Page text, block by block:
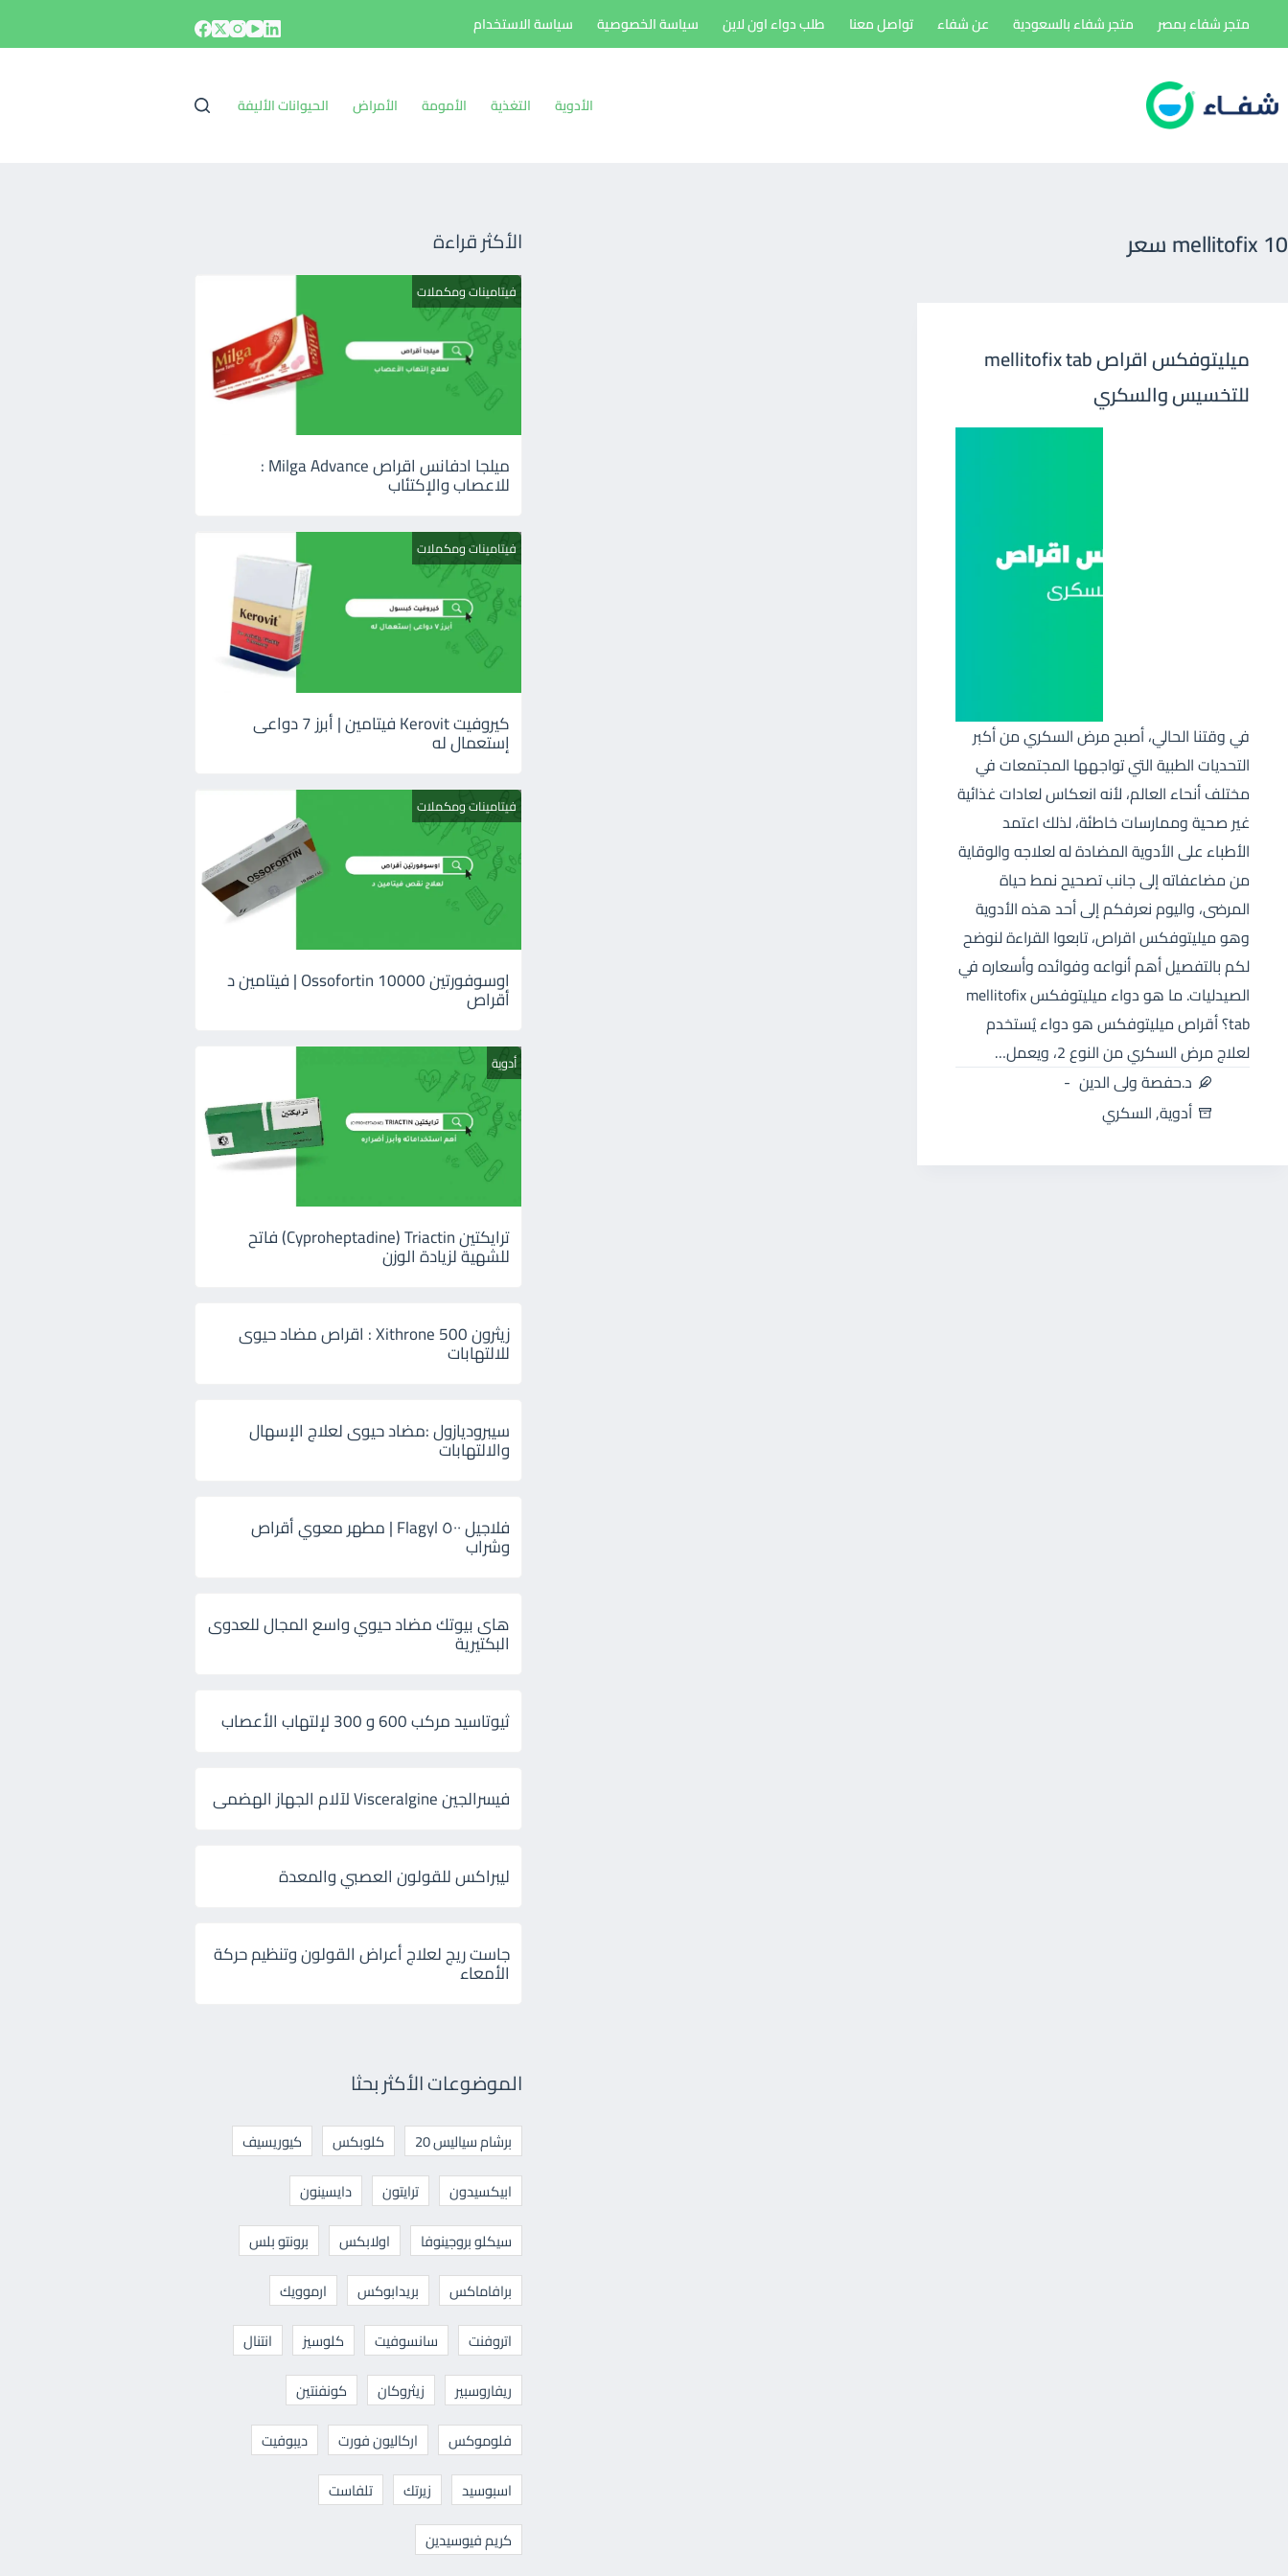
إلى
متجر شفاء بمصر متجر شفاء بالسعودية عن شفاء تواصل معنا طلب دواء اون لاين سياسة الخصوصية سياسة الاستخدام
الأدوية التغذية الأمومة الأمراض الحيوانات الأليفة
mellitofix 10 سعر
ميليتوفكس اقراص mellitofix tab
للتخسيس والسكري
في وقتنا الحالي، أصبح مرض السكري من أكبر
التحديات الطبية التي تواجهها المجتمعات في
مختلف أنحاء العالم، لأنه انعكاس لعادات غذائية
غير صحية وممارسات خاطئة، لذلك اعتمد
الأطباء على الأدوية المضادة له لعلاجه والوقاية
من مضاعفاته إلى جانب تصحيح نمط حياة
المرضى، واليوم نعرفكم إلى أحد هذه الأدوية
وهو ميليتوفكس اقراص، تابعوا القراءة لنوضح
لكم بالتفصيل أهم أنواعه وفوائده وأسعاره في
الصيدليات. ما هو دواء ميليتوفكس mellitofix
tab؟ أقراص ميليتوفكس هو دواء يُستخدم
لعلاج مرض السكري من النوع 2، ويعمل…
د.حفصة ولى الدين
أدوية,السكري
الأكثر قراءة
فيتامينات ومكملات
ميلجا ادفانس اقراص Milga Advance :
للاعصاب والإكتئاب
فيتامينات ومكملات
كيروفيت Kerovit فيتامين | أبرز 7 دواعى
إستعمال له
فيتامينات ومكملات
اوسوفورتين 10000 Ossofortin | فيتامين د
أقراص
أدوية
ترايكتين Cyproheptadine) Triactin) فاتح
للشهية لزيادة الوزن
زيثرون 500 Xithrone : اقراص مضاد حيوى
للالتهابات
سيبروديازول :مضاد حيوى لعلاج الإسهال
والالتهابات
فلاجيل ٥٠٠ Flagyl | مطهر معوي أقراص
وشراب
هاى بيوتك مضاد حيوي واسع المجال للعدوى
البكتيرية
ثيوتاسيد مركب 600 و 300 لإلتهاب الأعصاب
فيسرالجين Visceralgine لآلام الجهاز الهضمى
ليبراكس للقولون العصبي والمعدة
جاست ريج لعلاج أعراض القولون وتنظيم حركة
الأمعاء
الموضوعات الأكثر بحثا
برشام سياليس 20 كلوبكس
كيوريسيف
ابيكسيدون
ترايتون
دايسينون
سيكلو بروجينوفا
اولابكس
برونتو بلس
برافاماكس
بريدابوكس
ارموويك
اتروفنت
سانسوفيت كلوسيز
انتنال
ريفاروسبير
زيثروكان
كونفنتين
فلوموكس
اركاليون فورت
ديبوفيت
اسبوسيد
زيرتك
تلفاست
كريم فيوسيدين